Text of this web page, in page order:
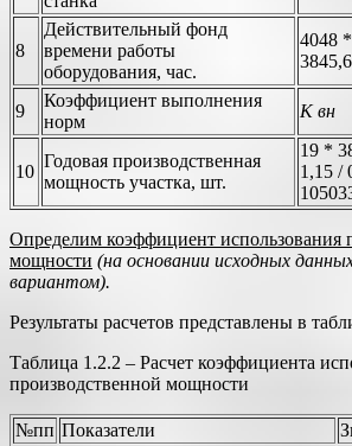
8
Действительный фонд
времени работы
оборудования, час.
4048
3845,6
9
Коэффициент выполнения
норм
К вн
10
Годовая производственная
мощность участка, шт.
19 *
1,15 /
Определим коэффициент использования
мощности (на основании исходных
вариантом).
Результаты расчетов представлены в
Таблица 1.2.2 – Расчет коэффициента
производственной мощности
№пп Показатели